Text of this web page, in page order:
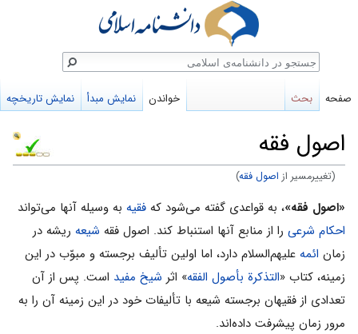
اصول فقه‌‌‌‌
(تغییرمسیر از اصول فقه)
پرش
به
ناوبری
پرش
به
جستجو
«اصول فقه»، به قواعدی گفته می‌شود که فقیه به وسیله آنها مى‌تواند
احکام شرعی را از منابع آنها استنباط کند. اصول فقه شیعه ریشه در
زمان ائمه علیهم‌السلام دارد، اما اولین تألیف برجسته و مبوّب در این
زمینه، کتاب «التذکرة بأصول الفقه» اثر شیخ مفید است. پس از آن
تعدادی از فقیهان برجسته شیعه با تألیفات خود در این زمینه آن را به
مرور زمان پیشرفت داده‌اند.
صفحه بحث خواندن نمایش مبدأ نمایش تاریخچه
جستجو